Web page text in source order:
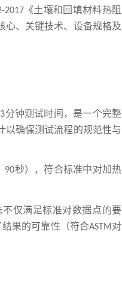
-2017《土壤和回填材料热阻
心、关键技术、设备规格及
3分钟测试时间，是一个完整
以确保测试流程的规范性与
90秒），符合标准中对加热
仅满足标准对数据点的要
果的可靠性（符合ASTM 对